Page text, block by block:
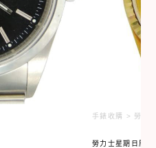
手錶收購 > 勞力
勞力士星期日曆